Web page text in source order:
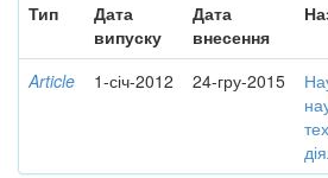
Тип
Дата
випуску
Дата
внесення
Article 1-січ-2012 24-гру-2015